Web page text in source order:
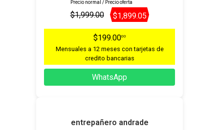
Precio normal / Precio oferta
$1,999.00 $1,899.05
$199.0000
Mensuales a 12 meses con tarjetas de
credito bancarias
WhatsApp
entrepañero andrade